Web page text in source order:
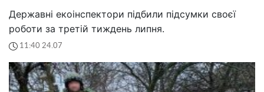
Державні екоінспектори підбили підсумки своєї
роботи за третій тиждень липня.
11:40 24.07